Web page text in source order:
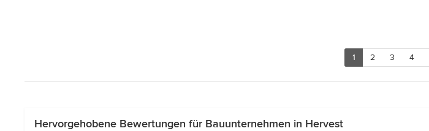
1 2 3 4
Hervorgehobene Bewertungen für Bauunternehmen in Hervest